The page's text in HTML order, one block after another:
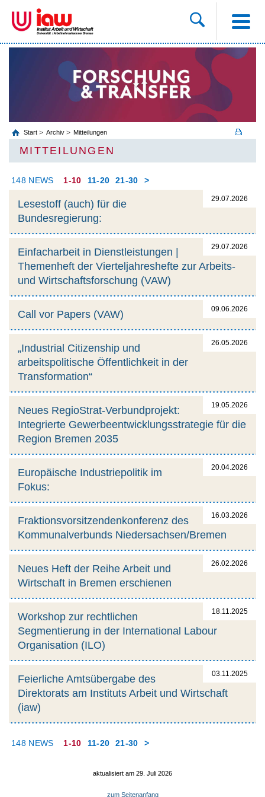
Start Archiv Mitteilungen
MITTEILUNGEN
148 NEWS 1-10 11-20 21-30 >
29.07.2026
Lesestoff (auch) für die
Bundesregierung:
29.07.2026
Einfacharbeit in Dienstleistungen |
Themenheft der Vierteljahreshefte zur Arbeits-
und Wirtschaftsforschung (VAW)
09.06.2026
Call vor Papers (VAW)
26.05.2026
„Industrial Citizenship und
arbeitspolitische Öffentlichkeit in der
Transformation“
19.05.2026
Neues RegioStrat-Verbundprojekt:
Integrierte Gewerbeentwicklungsstrategie für die
Region Bremen 2035
20.04.2026
Europäische Industriepolitik im
Fokus:
16.03.2026
Fraktionsvorsitzendenkonferenz des
Kommunalverbunds Niedersachsen/Bremen
26.02.2026
Neues Heft der Reihe Arbeit und
Wirtschaft in Bremen erschienen
18.11.2025
Workshop zur rechtlichen
Segmentierung in der International Labour
Organisation (ILO)
03.11.2025
Feierliche Amtsübergabe des
Direktorats am Instituts Arbeit und Wirtschaft
(iaw)
148 NEWS 1-10 11-20 21-30 >
aktualisiert am 29. Juli 2026
zum Seitenanfang